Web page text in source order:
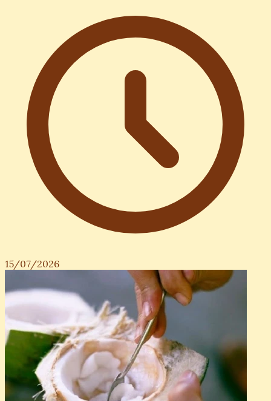
15/07/2026